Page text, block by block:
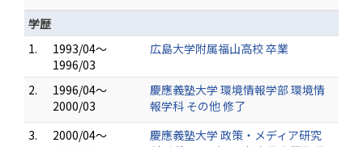
学歴
1.
1993/04～
1996/03
広島大学附属福山高校 卒業
2.
1996/04～
2000/03
慶應義塾大学 環境情報学部 環境情
報学科 その他 修了
3.
2000/04～
慶應義塾大学 政策・メディア研究